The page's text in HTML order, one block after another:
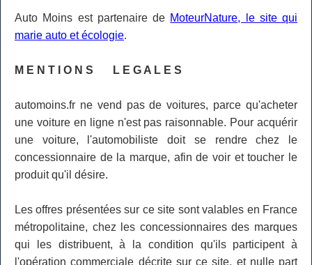
Auto Moins est partenaire de MoteurNature, le site qui
marie auto et écologie.
M E N T I O N S L E G A L E S
automoins.fr ne vend pas de voitures, parce qu'acheter
une voiture en ligne n'est pas raisonnable. Pour acquérir
une voiture, l'automobiliste doit se rendre chez le
concessionnaire de la marque, afin de voir et toucher le
produit qu'il désire.
Les offres présentées sur ce site sont valables en France
métropolitaine, chez les concessionnaires des marques
qui les distribuent, à la condition qu'ils participent à
l'opération commerciale décrite sur ce site, et nulle part